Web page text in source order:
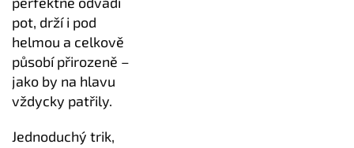
pot, drží i pod
helmou a celkově
působí přirozeně –
jako by na hlavu
vždycky patřily.
Jednoduchý trik,